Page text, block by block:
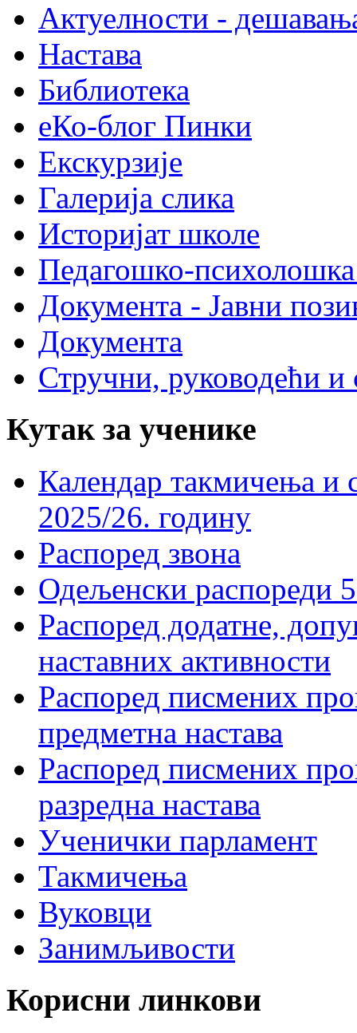
Актуелности -
Настава
Библиотека
еКо-блог Пинки
Екскурзије
Галерија слика
Историјат школе
Педагошко-психолошка
Документа - Јавни
Документа
Стручни, руководећи и
Кутак за ученике
Календар такмичења
2025/26. годину
Распоред звона
Одељенски распореди
Распоред додатне,
наставних активности
Распоред писмених
предметна настава
Распоред писмених
разредна настава
Ученички парламент
Такмичења
Вуковци
Занимљивости
Корисни линкови